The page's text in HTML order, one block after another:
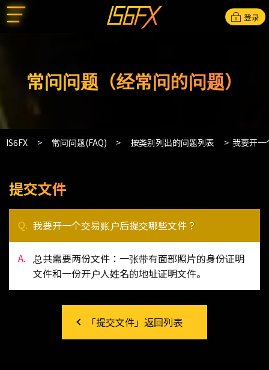
登录
常问问题（经常问的问题）
IS6FX 常问问题(FAQ) 按类别列出的问题列表 我要开一
提交文件
我要开一个交易账户后提交哪些文件？
总共需要两份文件：一张带有面部照片的身份证明
文件和一份开户人姓名的地址证明文件。
「提交文件」返回列表